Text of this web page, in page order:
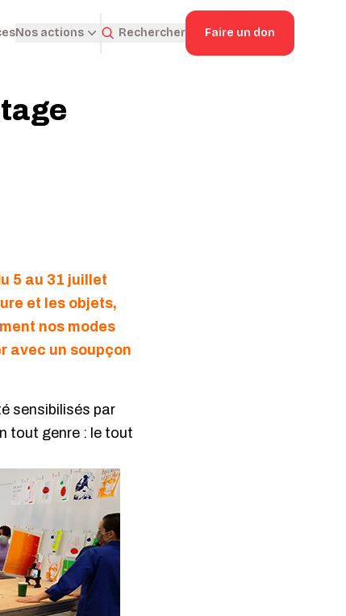
Nos actions Rechercher Faire un don
5 au 31 juillet
et les objets,
nos modes
avec un soupçon
sensibilisés par
tout genre : le tout